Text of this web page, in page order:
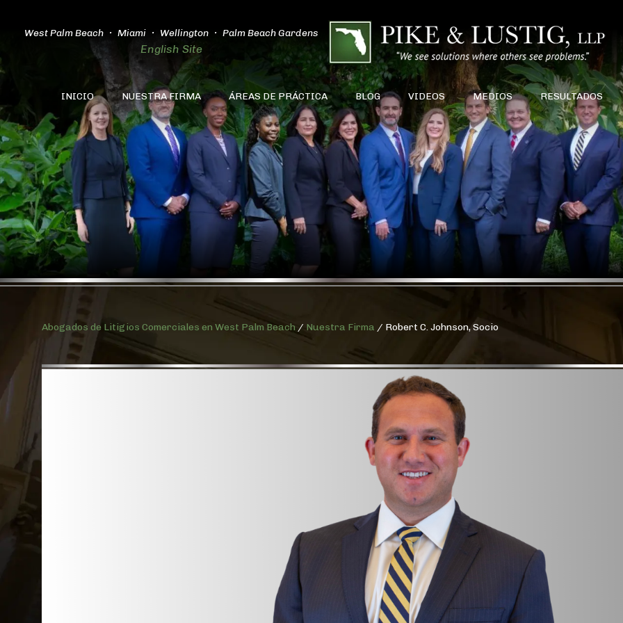
West Palm Beach Miami Wellington Palm Beach Gardens
English Site
INICIO NUESTRA FIRMA ÁREAS DE PRÁCTICA BLOG VIDEOS MEDIOS RESULTADOS
Abogados de Litigios Comerciales en West Palm Beach / Nuestra Firma / Robert C. Johnson, Socio
$2.5M
VEREDICTO
EN JUICIO